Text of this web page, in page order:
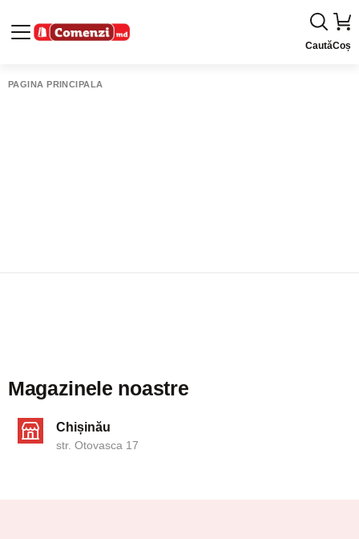
CautăCoș
PAGINA PRINCIPALĂ
Magazinele noastre
Chișinău
str. Otovasca 17